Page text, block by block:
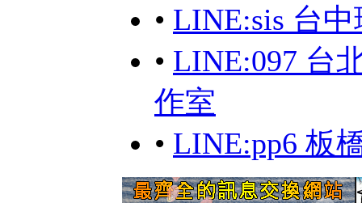
• LINE:sis 台
• LINE:097 台
作室
• LINE:pp6 板